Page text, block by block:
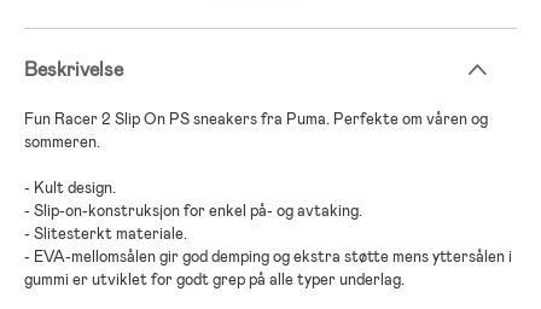
Beskrivelse
Fun Racer 2 Slip On PS sneakers fra Puma. Perfekte om våren og
sommeren.
- Kult design.
- Slip-on-konstruksjon for enkel på- og avtaking.
- Slitesterkt materiale.
- EVA-mellomsålen gir god demping og ekstra støtte mens yttersålen i
gummi er utviklet for godt grep på alle typer underlag.